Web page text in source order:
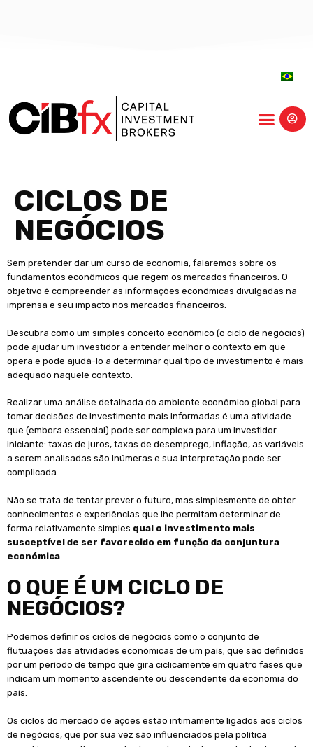
CICLOS DE
NEGÓCIOS
Sem pretender dar um curso de economia, falaremos sobre os
fundamentos econômicos que regem os mercados financeiros. O
objetivo é compreender as informações econômicas divulgadas na
imprensa e seu impacto nos mercados financeiros.
Descubra como um simples conceito econômico (o ciclo de negócios)
pode ajudar um investidor a entender melhor o contexto em que
opera e pode ajudá-lo a determinar qual tipo de investimento é mais
adequado naquele contexto.
Realizar uma análise detalhada do ambiente econômico global para
tomar decisões de investimento mais informadas é uma atividade
que (embora essencial) pode ser complexa para um investidor
iniciante: taxas de juros, taxas de desemprego, inflação, as variáveis ​​
a serem analisadas são inúmeras e sua interpretação pode ser
complicada.
Não se trata de tentar prever o futuro, mas simplesmente de obter
conhecimentos e experiências que lhe permitam determinar de
forma relativamente simples qual o investimento mais
susceptível de ser favorecido em função da conjuntura
económica
O QUE É UM CICLO DE
NEGÓCIOS?
Podemos definir os ciclos de negócios como o conjunto de
flutuações das atividades econômicas de um país; que são definidos
por um período de tempo que gira ciclicamente em quatro fases que
indicam um momento ascendente ou descendente da economia do
país.
Os ciclos do mercado de ações estão intimamente ligados aos ciclos
de negócios, que por sua vez são influenciados pela política